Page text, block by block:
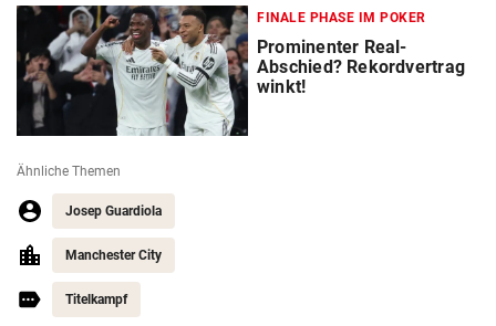
FINALE PHASE IM POKER
Prominenter Real-
Abschied? Rekordvertrag
winkt!
Ähnliche Themen
Josep Guardiola
Manchester City
Titelkampf